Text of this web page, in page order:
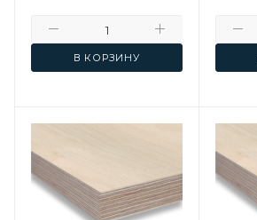
В КОРЗИНУ